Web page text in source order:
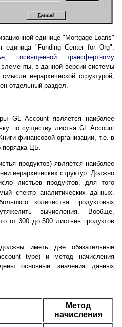
единице "Mortgage Loans"
единица "Funding Center for Org".
посвященной трансфертному
в данной версии системы
иерархической структурой,
отдельный раздел.
GL Account является наиболее
по существу листья GL Account
финансовой организации, т.е. в
порядка ЦБ.
продуктов) является наиболее
иерархических структур. Должно
листьев продуктов, для того
спектр аналитических данных.
количества продуктовых
вычисления. Вообще,
от 300 до 500 листьев продуктов
иметь две обязательные
type) и метод начисления
основные значения данных
Метод
начисления